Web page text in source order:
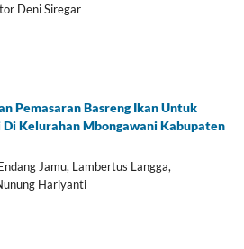
Deni Siregar
Pemasaran Basreng Ikan Untuk
Kelurahan Mbongawani Kabupaten
Jamu, Lambertus Langga,
Hariyanti